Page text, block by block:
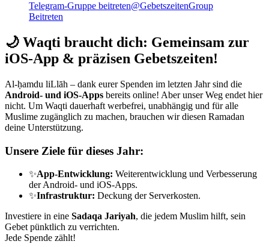
Telegram-Gruppe beitreten@GebetszeitenGroup
Beitreten
🌙 Waqti braucht dich: Gemeinsam zur
iOS-App & präzisen Gebetszeiten!
Al-ḥamdu liLlāh – dank eurer Spenden im letzten Jahr sind die
Android- und iOS-Apps bereits online! Aber unser Weg endet hier
nicht. Um Waqti dauerhaft werbefrei, unabhängig und für alle
Muslime zugänglich zu machen, brauchen wir diesen Ramadan
deine Unterstützung.
Unsere Ziele für dieses Jahr:
✨App-Entwicklung: Weiterentwicklung und Verbesserung
der Android- und iOS-Apps.
✨Infrastruktur: Deckung der Serverkosten.
Investiere in eine Sadaqa Jariyah, die jedem Muslim hilft, sein
Gebet pünktlich zu verrichten.
Jede Spende zählt!